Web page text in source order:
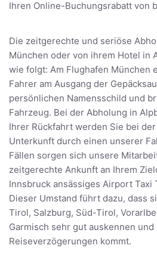
Ihren Online-Buchungsrabatt von
Die zeitgerechte und seriöse
München oder von ihrem Hotel in
wie folgt: Am Flughafen München
Fahrer am Ausgang der
persönlichen Namensschild und
Fahrzeug. Bei der Abholung in
Ihrer Rückfahrt werden Sie bei
Unterkunft durch einen unserer
Fällen sorgen sich unsere
zeitgerechte Ankunft an Ihrem
Innsbruck ansässiges Airport Taxi
Dieser Umstand führt dazu, dass
Tirol, Salzburg, Süd-Tirol,
Garmisch sehr gut auskennen und
Reiseverzögerungen kommt.